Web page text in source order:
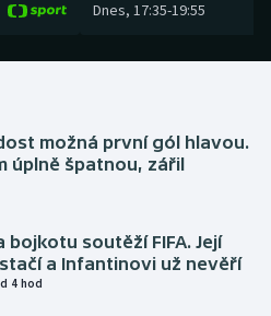
Dnes, 17:35-19:55
možná první gól hlavou.
úplně špatnou, zářil
bojkotu soutěží FIFA. Její
a Infantinovi už nevěří
4 hod